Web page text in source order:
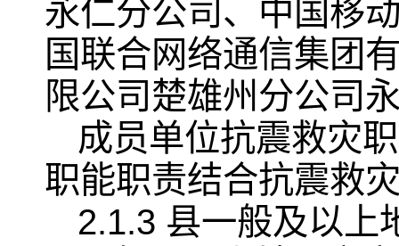
永仁分公司、中国移
国联合网络通信集团
限公司楚雄州分公司
成员单位抗震救灾
职能职责结合抗震救
2.1.3 县一般及以上